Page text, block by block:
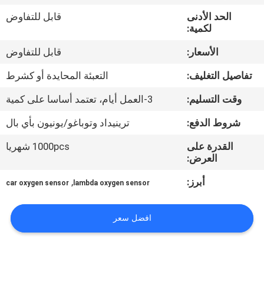
جولة
المعمل
مراقبة
الجودة
اتصل
اطلب
اقتباس
الحد الأدنى
لكمية:
قابل للتفاوض
الأسعار:
قابل للتفاوض
تفاصيل التغليف:
التعبئة المحايدة أو كشرط
وقت التسليم:
3-العمل أيام، تعتمد أساسا على كمية
شروط الدفع:
ترينيداد وتوباغو/يونيون بأي بال
القدرة على
العرض:
1000pcs شهريا
أبرز: lambda oxygen sensor
,
car oxygen sensor
افضل سعر